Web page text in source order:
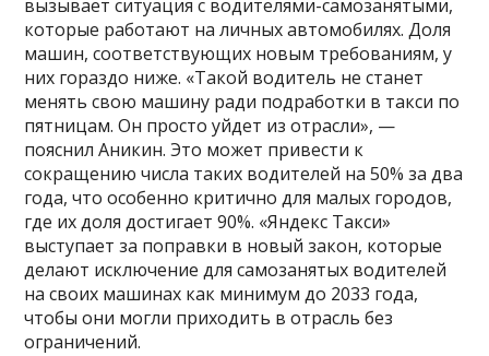
вызывает ситуация с водителями-самозанятыми,
которые работают на личных автомобилях. Доля
машин, соответствующих новым требованиям, у
них гораздо ниже. «Такой водитель не станет
менять свою машину ради подработки в такси по
пятницам. Он просто уйдет из отрасли», —
пояснил Аникин. Это может привести к
сокращению числа таких водителей на 50% за два
года, что особенно критично для малых городов,
где их доля достигает 90%. «Яндекс Такси»
выступает за поправки в новый закон, которые
делают исключение для самозанятых водителей
на своих машинах как минимум до 2033 года,
чтобы они могли приходить в отрасль без
ограничений.